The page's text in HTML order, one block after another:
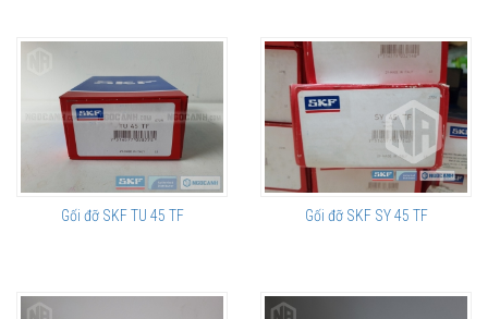
Gối đỡ SKF TU 45 TF Gối đỡ SKF SY 45 TF